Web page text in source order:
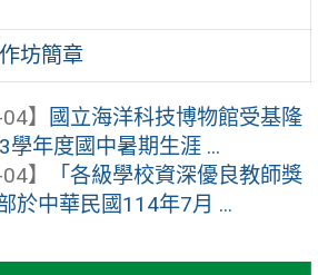
坊簡章
】
國立海洋科技博物館受基隆
年度國中暑期生涯 ...
】
「各級學校資深優良教師獎
於中華民國114年7月 ...